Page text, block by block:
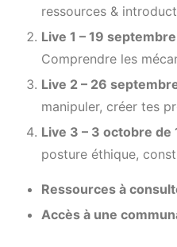
ressources &
Live 1 – 19
Comprendre les
Live 2 – 26
manipuler, créer tes
Live 3 – 3 octobre de
posture éthique,
Ressources à
Accès à une